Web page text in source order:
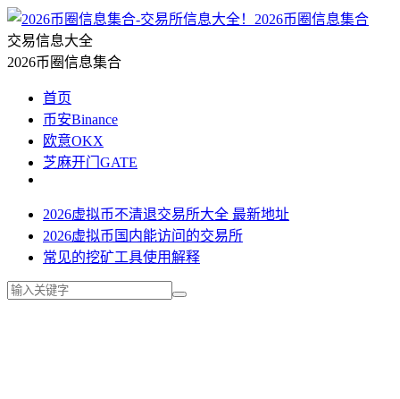
2026币圈信息集合
交易信息大全
2026币圈信息集合
首页
币安Binance
欧意OKX
芝麻开门GATE
2026虚拟币不清退交易所大全 最新地址
2026虚拟币国内能访问的交易所
常见的挖矿工具使用解释